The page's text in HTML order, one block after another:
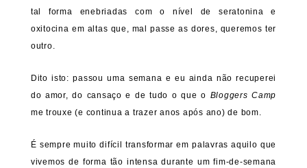
tal forma enebriadas com o nível de seratonina e
oxitocina em altas que, mal passe as dores, queremos ter
outro.
Dito isto: passou uma semana e eu ainda não recuperei
do amor, do cansaço e de tudo o que o Bloggers Camp
me trouxe (e continua a trazer anos após ano) de bom.
É sempre muito difícil transformar em palavras aquilo que
vivemos de forma tão intensa durante um fim-de-semana